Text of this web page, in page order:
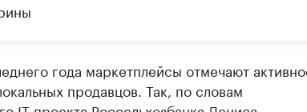
года маркетплейсы отмечают
продавцов. Так, по словам